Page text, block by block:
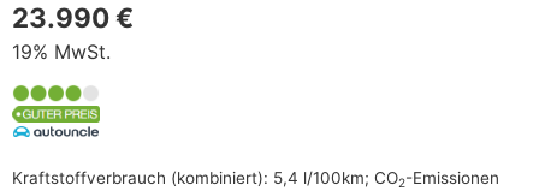
23.990 €
19% MwSt.
Kraftstoffverbrauch (kombiniert): 5,4 l/100km; CO2-Emissionen